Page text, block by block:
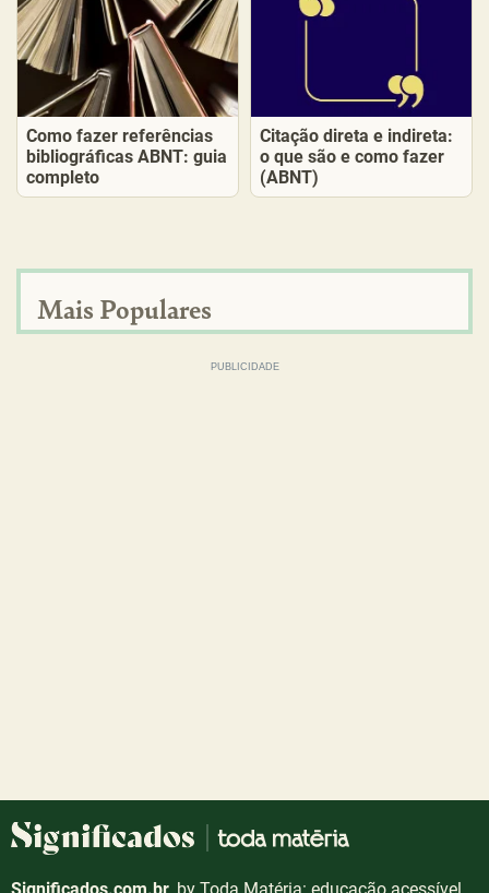
Como fazer referências
bibliográficas ABNT: guia
completo
Citação direta e indireta:
o que são e como fazer
(ABNT)
Mais Populares